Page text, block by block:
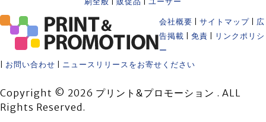
会社概要 サイトマップ
広
告掲載
免責
リンクポリシ
ー
お問い合わせ ニュースリリースをお寄せください
Copyright © 2026 プリント&プロモーション . ALL
Rights Reserved.